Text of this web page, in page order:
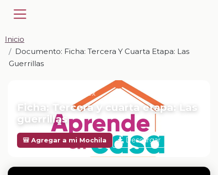
Inicio
Documento: Ficha: Tercera Y Cuarta Etapa: Las
Guerrillas
📎 DOCUMENTO · DOCX
Ficha: Tercera y cuarta etapa: Las
guerrillas
🎒 Agregar a mi Mochila Descargar